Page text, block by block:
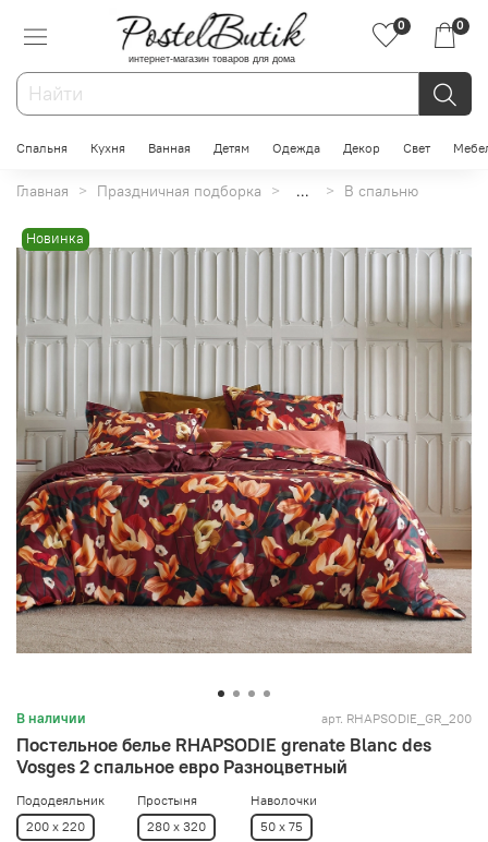
интернет-магазин товаров для дома
0 0
Спальня Кухня Ванная Детям Одежда Декор Свет
Главная Праздничная подборка ... В спальню
Новинка
В наличии арт. RHAPSODIE_GR_200
Постельное белье RHAPSODIE grenate Blanc des
Vosges 2 спальное евро Разноцветный
Пододеяльник
200 x 220
Простыня
280 x 320
Наволочки
50 x 75